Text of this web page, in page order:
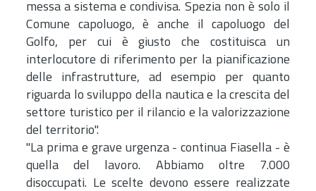
messa a sistema e condivisa. Spezia non è solo il
Comune capoluogo, è anche il capoluogo del
Golfo, per cui è giusto che costituisca un
interlocutore di riferimento per la pianificazione
delle infrastrutture, ad esempio per quanto
riguarda lo sviluppo della nautica e la crescita del
settore turistico per il rilancio e la valorizzazione
del territorio".
"La prima e grave urgenza - continua Fiasella - è
quella del lavoro. Abbiamo oltre 7.000
disoccupati. Le scelte devono essere realizzate